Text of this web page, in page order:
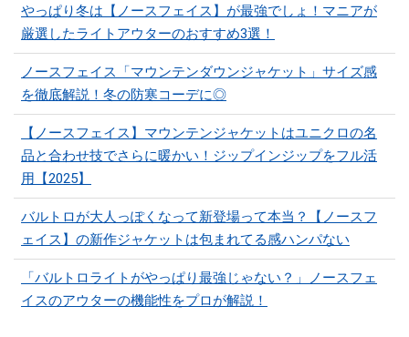
やっぱり冬は【ノースフェイス】が最強でしょ！マニアが
厳選したライトアウターのおすすめ3選！
ノースフェイス「マウンテンダウンジャケット」サイズ感
を徹底解説！冬の防寒コーデに◎
【ノースフェイス】マウンテンジャケットはユニクロの名
品と合わせ技でさらに暖かい！ジップインジップをフル活
用【2025】
バルトロが大人っぽくなって新登場って本当？【ノースフ
ェイス】の新作ジャケットは包まれてる感ハンパない
「バルトロライトがやっぱり最強じゃない？」ノースフェ
イスのアウターの機能性をプロが解説！